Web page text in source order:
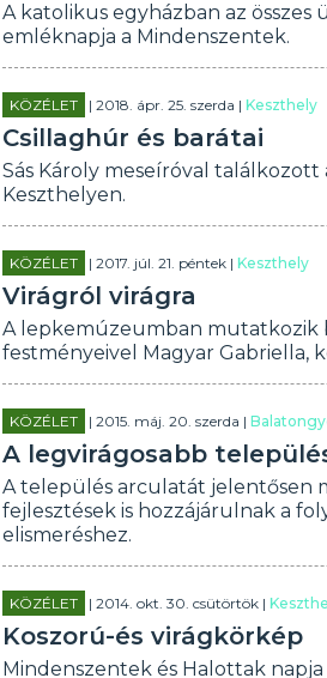
A katolikus egyházban az
emléknapja a Mindenszentek.
KÖZÉLET | 2018. ápr. 25. szerda |Keszthely
Csillaghúr és barátai
Sás Károly meseíróval
Keszthelyen.
KÖZÉLET | 2017. júl. 21. péntek |Keszthely
Virágról virágra
A lepkemúzeumban mutatkozik
festményeivel Magyar Gabriella,
KÖZÉLET | 2015. máj. 20. szerda |
A legvirágosabb
A település arculatát jelentősen
fejlesztések is hozzájárulnak a
elismeréshez.
KÖZÉLET | 2014. okt. 30. csütörtök |
Koszorú-és virágkörkép
Mindenszentek és Halottak